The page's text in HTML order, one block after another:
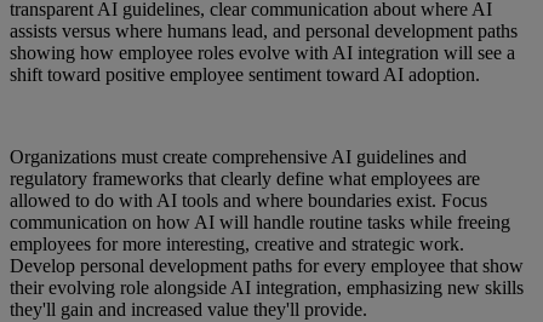
transparent AI guidelines, clear communication about where AI
assists versus where humans lead, and personal development paths
showing how employee roles evolve with AI integration will see a
shift toward positive employee sentiment toward AI adoption.
Organizations must create comprehensive AI guidelines and
regulatory frameworks that clearly define what employees are
allowed to do with AI tools and where boundaries exist. Focus
communication on how AI will handle routine tasks while freeing
employees for more interesting, creative and strategic work.
Develop personal development paths for every employee that show
their evolving role alongside AI integration, emphasizing new skills
they'll gain and increased value they'll provide.